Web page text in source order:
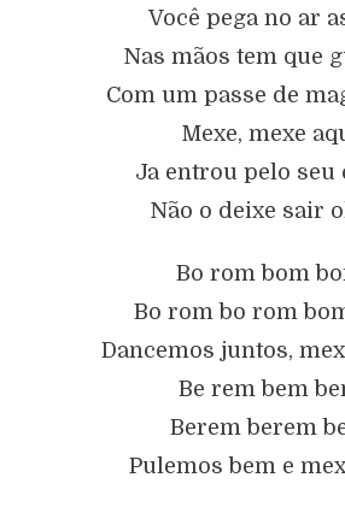
Você pega no ar
Nas mãos tem que
Com um passe de
Mexe, mexe
Ja entrou pelo seu
Não o deixe sair
Bo rom bom
Bo rom bo rom
Dancemos juntos,
Be rem bem
Berem berem
Pulemos bem e